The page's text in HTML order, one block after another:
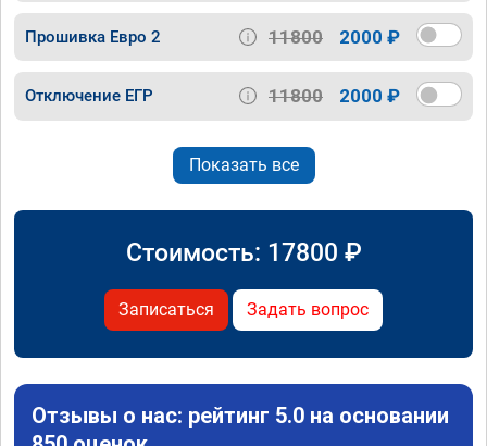
Прошивка Евро 2 11800 2000 ₽
Отключение ЕГР 11800 2000 ₽
Показать все
Стоимость: 17800 ₽
Записаться Задать вопрос
Отзывы о нас: рейтинг 5.0 на основании